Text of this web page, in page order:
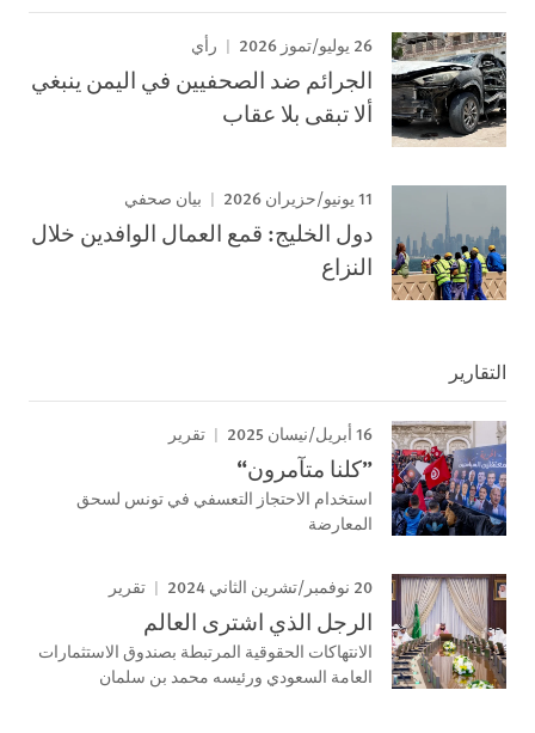
26 يوليو/تموز 2026 رأي
الجرائم ضد الصحفيين في اليمن ينبغي
ألا تبقى بلا عقاب
11 يونيو/حزيران 2026 بيان صحفي
دول الخليج: قمع العمال الوافدين خلال
النزاع
التقارير
16 أبريل/نيسان 2025 تقرير
”كلنا متآمرون“
استخدام الاحتجاز التعسفي في تونس لسحق
المعارضة
20 نوفمبر/تشرين الثاني 2024 تقرير
الرجل الذي اشترى العالم
الانتهاكات الحقوقية المرتبطة بصندوق الاستثمارات
العامة السعودي ورئيسه محمد بن سلمان